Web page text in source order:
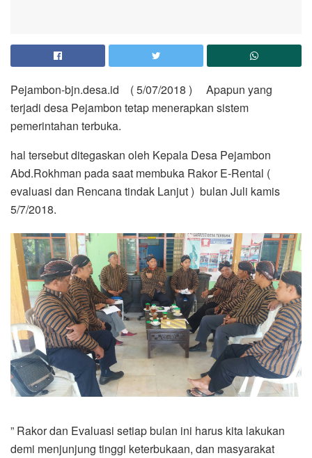
Pejambon-bjn.desa.id ( 5/07/2018 ) Apapun yang
terjadi desa Pejambon tetap menerapkan sistem
pemerintahan terbuka.
hal tersebut ditegaskan oleh Kepala Desa Pejambon
Abd.Rokhman pada saat membuka Rakor E-Rental (
evaluasi dan Rencana tindak Lanjut ) bulan Juli kamis
5/7/2018.
” Rakor dan Evaluasi setiap bulan ini harus kita lakukan
demi menjunjung tinggi keterbukaan, dan masyarakat